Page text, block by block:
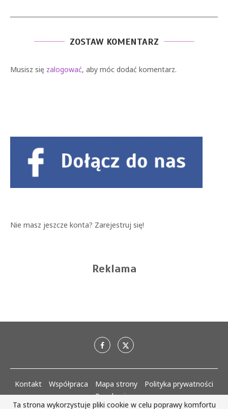
ZOSTAW KOMENTARZ
Musisz się zalogować, aby móc dodać komentarz.
Nie masz jeszcze konta? Zarejestruj się!
Reklama
Kontakt Współpraca Mapa strony
Polityka prywatności
Regulaminy
Ta strona wykorzystuje pliki cookie w celu poprawy komfortu